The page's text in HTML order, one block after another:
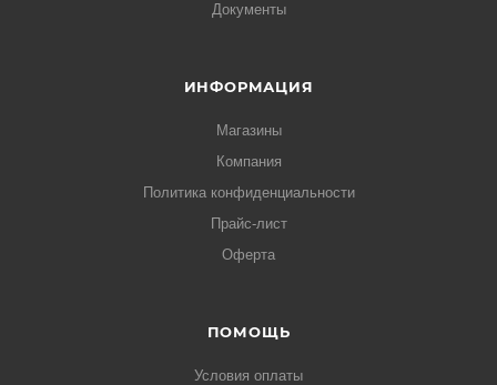
Документы
ИНФОРМАЦИЯ
Магазины
Компания
Политика конфиденциальности
Прайс-лист
Оферта
ПОМОЩЬ
Условия оплаты